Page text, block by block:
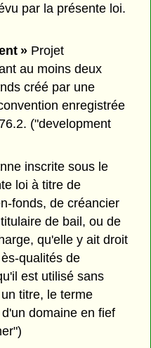
par la présente loi.
»Projet
au moins deux
créé par une
enregistrée
("development
inscrite sous le
loi à titre de
fonds, de créancier
de bail, ou de
qu'elle y ait droit
qualités de
est utilisé sans
titre, le terme
domaine en fief